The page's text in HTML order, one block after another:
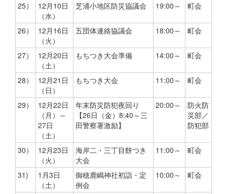
25）
12月10日
（水）
芝浦小地区防災協議会 19:00～ 町会
26）
12月16日
（火）
五団体連絡協議会 18:00～ 町会
27）
12月20日
（土）
もちつき大会準備 14:00～ 町会
28）
12月21日
（日）
もちつき大会 11:00～ 町会
29）
12月22日
（月）～
27日
（土）
年末防災防犯夜回り
【26日（金）8:40～三
田警察署激励】
20:00～
防火防
災部／
防犯部
30）
12月23日
（火）
海岸二・三丁目餅つき
大会
11:00～ 町会
31)
1月3日
（土）
御穂鹿嶋神社初詣・定
例会
10:00～ 町会